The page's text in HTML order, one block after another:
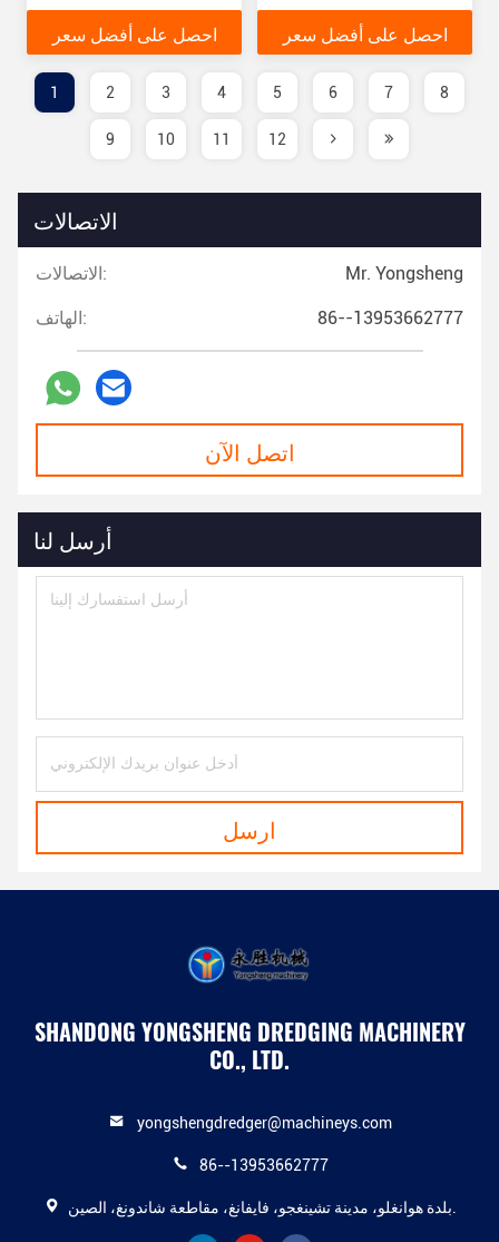
احصل على أفضل سعر
البحر
احصل على أفضل سعر
1 2 3 4 5 6 7 8
9 10 11 12
الاتصالات
الاتصالات: Mr. Yongsheng
الهاتف: 86--13953662777
اتصل الآن
أرسل لنا
ارسل
SHANDONG YONGSHENG DREDGING MACHINERY
CO., LTD.
yongshengdredger@machineys.com
86--13953662777
بلدة هوانغلو، مدينة تشينغجو، فايفانغ، مقاطعة شاندونغ، الصين.